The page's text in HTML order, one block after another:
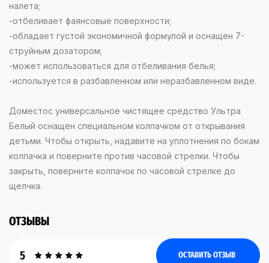
налета;
-отбеливает фаянсовые поверхности;
-обладает густой экономичной формулой и оснащен 7-
струйным дозатором;
-может использоваться для отбеливания белья;
-используется в разбавленном или неразбавленном виде.
Доместос универсальное чистящее средство Ультра
Белый оснащен специальном колпачком от открывания
детьми. Чтобы открыть, надавите на уплотнения по бокам
колпачка и поверните против часовой стрелки. Чтобы
закрыть, поверните колпачок по часовой стрелке до
щелчка.
ОТЗЫВЫ
5 ОСТАВИТЬ ОТЗЫВ